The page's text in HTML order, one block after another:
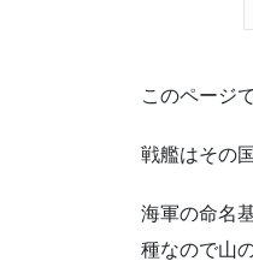
このページ
戦艦はその
海軍の命名
種なので山